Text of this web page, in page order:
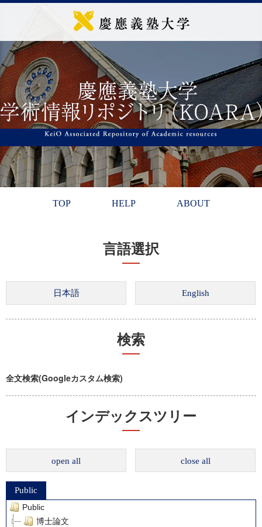
TOP HELP ABOUT
言語選択
検索
全文検索(Googleカスタム検索)
インデックスツリー
open all close all
Public
Public
博士論文